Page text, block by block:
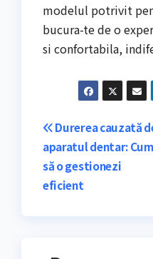
modelul potrivit
bucura-te de o
si confortabila,
Navigare
în
articole
Durerea cauzată
aparatul dentar: Cum
să o gestionezi
eficient